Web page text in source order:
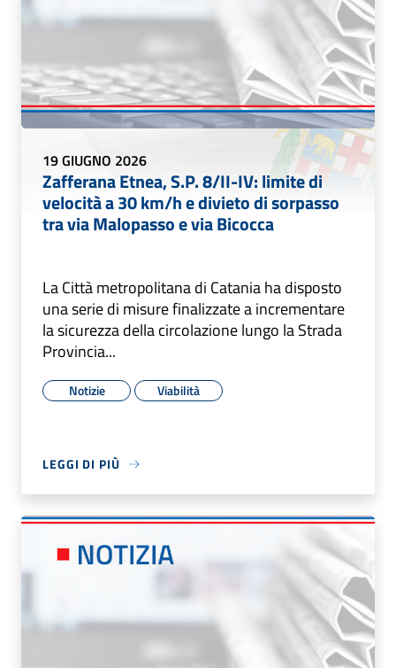
19 GIUGNO 2026
Zafferana Etnea, S.P. 8/II-IV: limite di
velocità a 30 km/h e divieto di sorpasso
tra via Malopasso e via Bicocca
La Città metropolitana di Catania ha disposto
una serie di misure finalizzate a incrementare
la sicurezza della circolazione lungo la Strada
Provincia...
Notizie Viabilità
LEGGI DI PIÙ